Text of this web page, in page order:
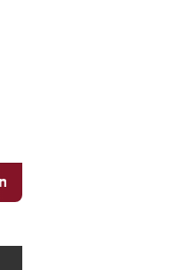
‎Nasirun Maestro Lukis